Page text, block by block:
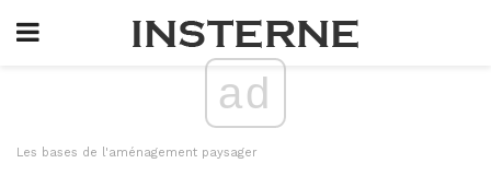
ad
Les bases de l'aménagement paysager